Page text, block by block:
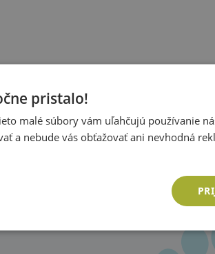
pristalo!
malé súbory vám uľahčujú používanie
a nebude vás obťažovať ani nevhodná